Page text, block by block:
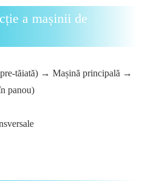
a mașinii de
pre-tăiată) → Mașină principală →
panou)